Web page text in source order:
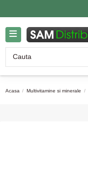
Acasa Multivitamine si minerale